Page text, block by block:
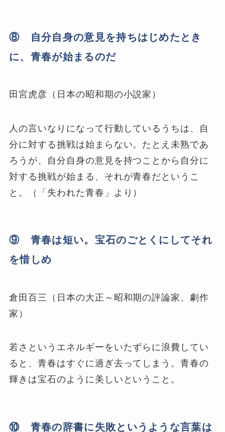
⑧ 自分自身の意見を持ちはじめたとき
に、青春が始まるのだ
田宮虎彦（日本の昭和期の小説家）
人の言いなりになって行動しているうちは、自
分に対する挑戦は始まらない。たとえ未熟であ
ろうが、自分自身の意見を持つことから自分に
対する挑戦が始まる、それが青春だというこ
と。（「失われた青春」より）
⑨ 青春は短い。宝石のごとくにしてそれ
を惜しめ
倉田百三（日本の大正～昭和期の評論家、劇作
家）
若さというエネルギーをいたずらに浪費してい
ると、青春はすぐに過ぎ去ってしまう。青春の
輝きは宝石のように美しいということ。
⑩ 青春の辞書に失敗というような言葉は